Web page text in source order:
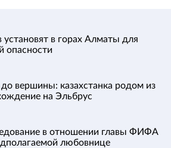
в горах Алматы для
опасности
до вершины: казахстанка родом из
на Эльбрус
в отношении главы ФИФА
любовнице